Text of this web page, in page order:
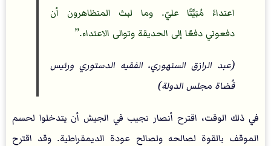
اعتداءً مُبَيَّتًا عليّ. وما لبث المتظاهرون أن
دفعوني دفعًا إلى الحديقة وتوالى الاعتداء.
(عبد الرازق السنهوري، الفقيه الدستوري ورئيس
قُضاة مجلس الدولة)
في ذلك الوقت، اقترح أنصار نجيب في الجيش أن يتدخلوا لحسم
الموقف بالقوة لصالحه ولصالح عودة الديمقراطية. وقد اقترح